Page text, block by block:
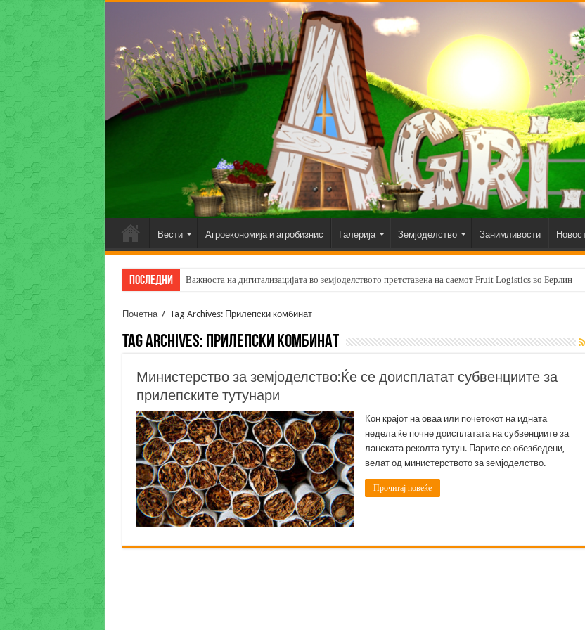
Вести Агроекономија и агробизнис Галерија Земјоделство Занимливости
Последни Важноста на дигитализацијата во земјоделството претставена на саемот Fruit Logistics во Берлин
Почетна / Tag Archives: Прилепски комбинат
Tag Archives: Прилепски комбинат
Министерство за земјоделство:Ќе се доисплатат субвенциите за
прилепските тутунари
Кон крајот на оваа или почетокот на идната
недела ќе почне доисплатата на субвенциите за
ланската реколта тутун. Парите се обезбедени,
велат од министерството за земјоделство.
Прочитај повеќе